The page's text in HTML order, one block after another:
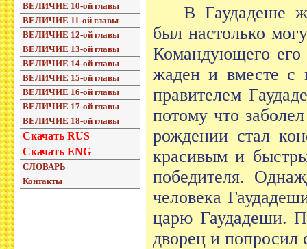
ВЕЛИЧИЕ 10-ой главы
ВЕЛИЧИЕ 11-ой главы
ВЕЛИЧИЕ 12-ой главы
ВЕЛИЧИЕ 13-ой главы
ВЕЛИЧИЕ 14-ой главы
ВЕЛИЧИЕ 15-ой главы
ВЕЛИЧИЕ 16-ой главы
ВЕЛИЧИЕ 17-ой главы
ВЕЛИЧИЕ 18-ой главы
Скачать RUS
Скачать ENG
СЛОВАРЬ
Контакты
В Гаудадеше
был настолько
Командующего
жаден и вместе с
правителем
потому что
рождении стал
красивым и
победителя.
человека
царю Гаудадеши.
дворец и попросил